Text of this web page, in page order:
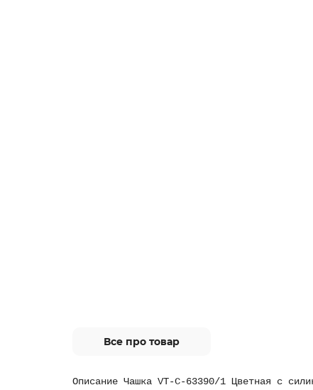
Все про товар
Описание Чашка VT-C-63390/1 Цветная с